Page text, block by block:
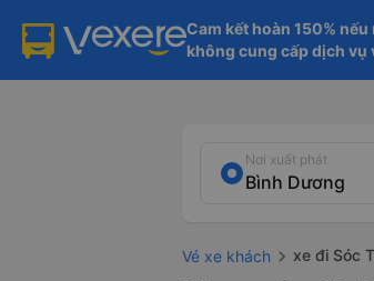
Cam kết hoàn 150% nếu
không cung cấp dịch vụ
Nơi xuất phát
Vé xe khách xe đi Sóc